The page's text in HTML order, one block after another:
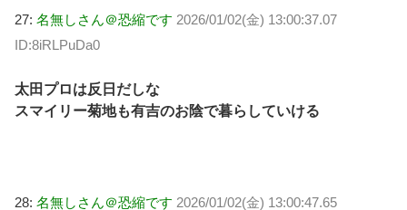
27: 名無しさん＠恐縮です 2026/01/02(金) 13:00:37.07
ID:8iRLPuDa0
太田プロは反日だしな
スマイリー菊地も有吉のお陰で暮らしていける
28: 名無しさん＠恐縮です 2026/01/02(金) 13:00:47.65